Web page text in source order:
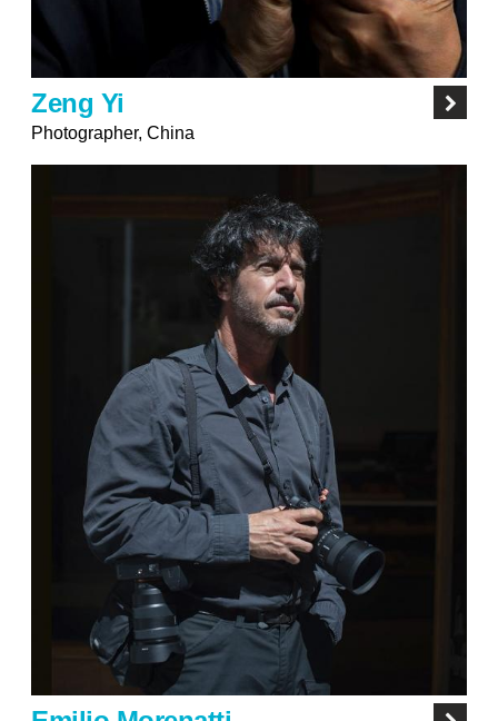
Zeng Yi
Photographer, China